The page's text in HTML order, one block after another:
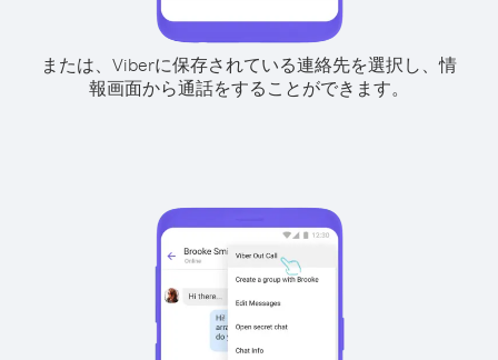
または、Viberに保存されている連絡先を選択し、情
報画面から通話をすることができます。